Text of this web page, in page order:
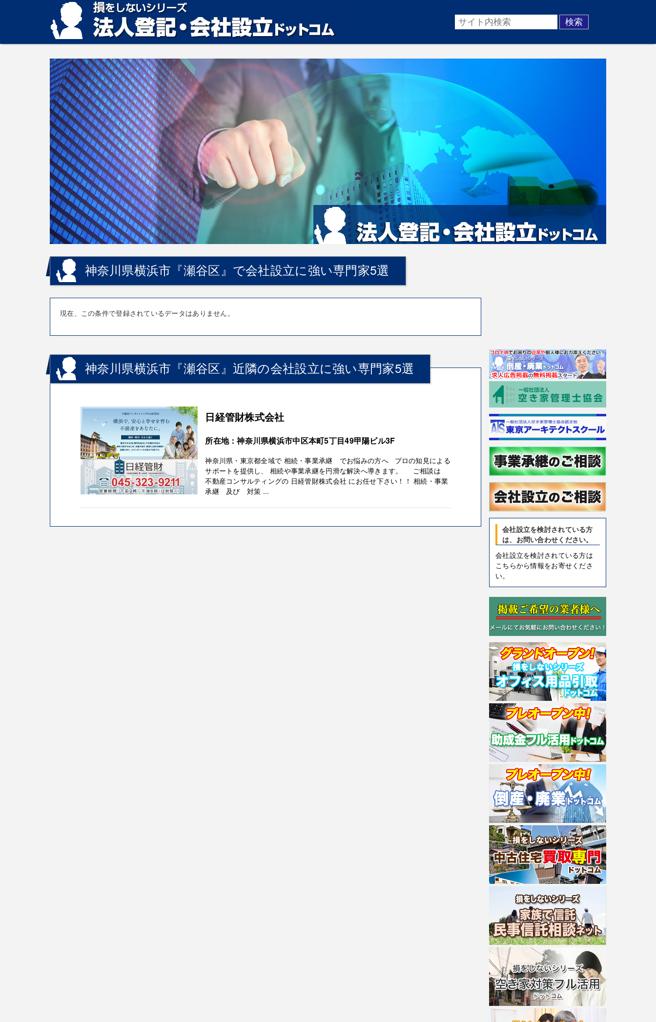
損をしない法人登記・会社設立の方法、見つかります。
神奈川県横浜市『瀬谷区』で会社設立に強い専門家5選
現在、この条件で登録されているデータはありません。
神奈川県横浜市『瀬谷区』近隣の会社設立に強い専門家5選
日経管財株式会社
所在地：神奈川県横浜市中区本町5丁目49甲陽ビル3F
神奈川県・東京都全域で 相続・事業承継 でお悩みの方へ プロの知見による
サポートを提供し、 相続や事業承継を円滑な解決へ導きます。 ご相談は
不動産コンサルティングの 日経管財株式会社 にお任せ下さい！！ 相続・事業
承継 及び 対策 ...
会社設立を検討されている方
は、お問い合わせください。
会社設立を検討されている方は
こちらから情報をお寄せくださ
い。